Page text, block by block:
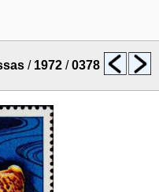
/ 1972 /0378